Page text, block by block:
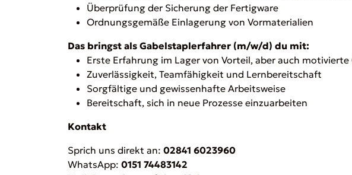
Überprüfung der Sicherung der Fertigware
Ordnungsgemäße Einlagerung von Vormaterialien
Das bringst als Gabelstaplerfahrer (m/w/d) du mit:
Erste Erfahrung im Lager von Vorteil, aber auch
Zuverlässigkeit, Teamfähigkeit und Lernbereitschaft
Sorgfältige und gewissenhafte Arbeitsweise
Bereitschaft, sich in neue Prozesse einzuarbeiten
Kontakt
Sprich uns direkt an: 02841 6023960
WhatsApp: 0151 74483142